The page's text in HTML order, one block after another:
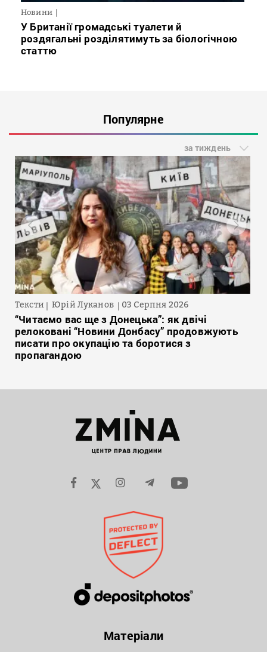
Новини
У Британії громадські туалети й
роздягальні розділятимуть за біологічною
статтю
Популярне
за тиждень
Тексти Юрій Луканов 03 Серпня 2026
“Читаємо вас ще з Донецька”: як двічі
релоковані “Новини Донбасу” продовжують
писати про окупацію та боротися з
пропагандою
Матеріали